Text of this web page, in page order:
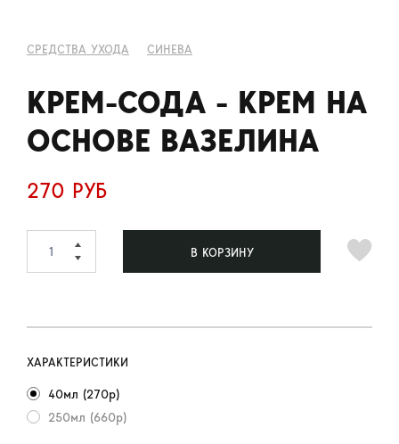
СРЕДСТВА УХОДА СИНЕВА
КРЕМ-СОДА - КРЕМ НА
ОСНОВЕ ВАЗЕЛИНА
270 РУБ
В КОРЗИНУ
ХАРАКТЕРИСТИКИ
40мл (270р)
250мл (660р)